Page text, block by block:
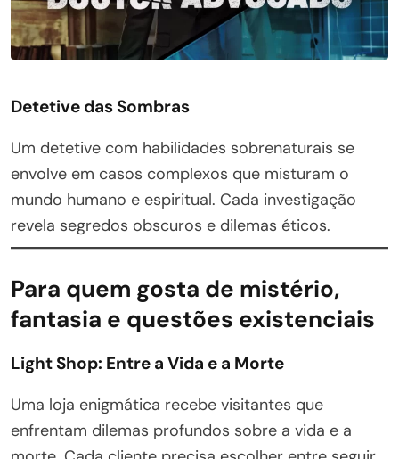
Detetive das Sombras
Um detetive com habilidades sobrenaturais se
envolve em casos complexos que misturam o
mundo humano e espiritual. Cada investigação
revela segredos obscuros e dilemas éticos.
Para quem gosta de mistério,
fantasia e questões existenciais
Light Shop: Entre a Vida e a Morte
Uma loja enigmática recebe visitantes que
enfrentam dilemas profundos sobre a vida e a